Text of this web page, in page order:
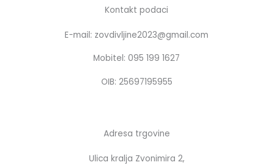
b
o
o
k
a
r
a
m
Kontakt podaci
E-mail: zovdivljine2023@gmail.com
Mobitel: 095 199 1627
OIB: 25697195955
Adresa trgovine
Ulica kralja Zvonimira 2,